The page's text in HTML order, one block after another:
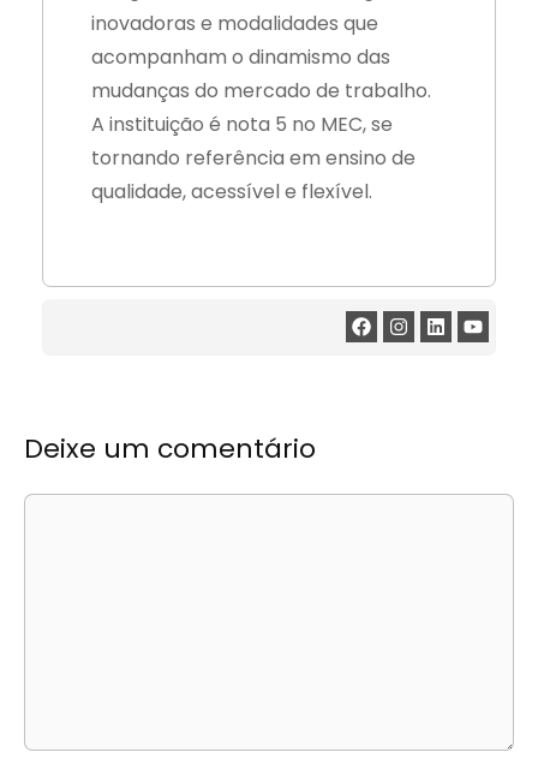
inovadoras e modalidades que
acompanham o dinamismo das
mudanças do mercado de trabalho.
A instituição é nota 5 no MEC, se
tornando referência em ensino de
qualidade, acessível e flexível.
Deixe um comentário
Comentário